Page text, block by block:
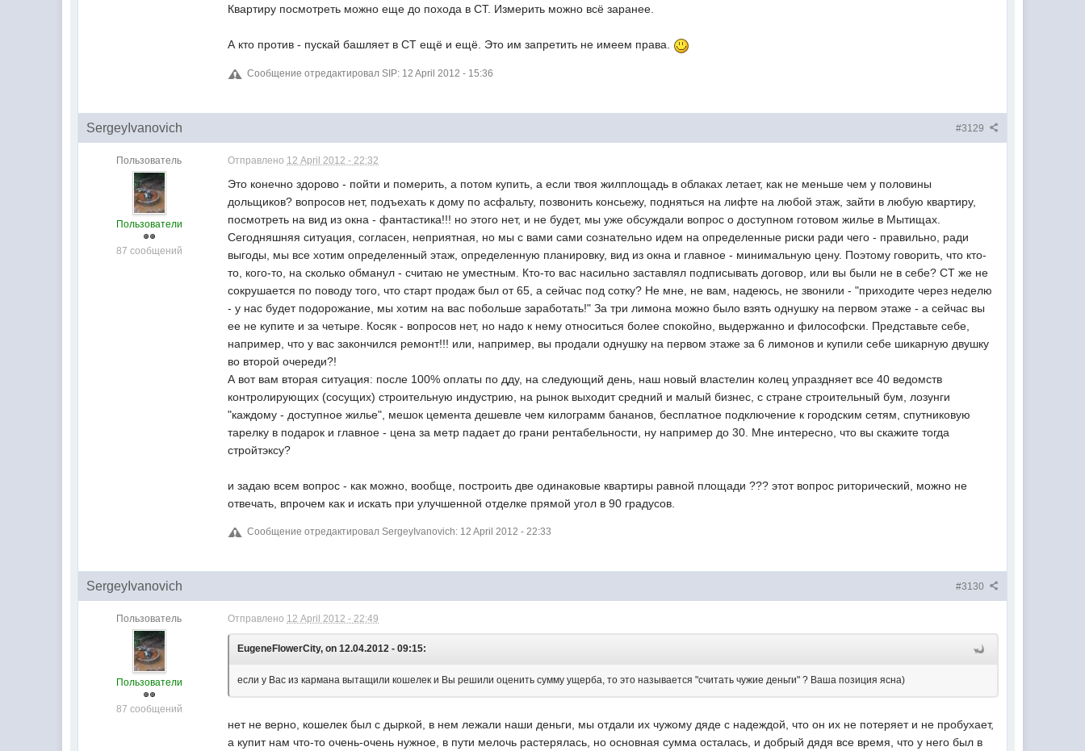
Квартиру посмотреть можно еще до похода в СТ. Измерить можно всё заранее.
А кто против - пускай башляет в СТ ещё и ещё. Это им запретить не имеем права.
Сообщение отредактировал SIP: 12 April 2012 - 15:36
#3129
SergeyIvanovich
Пользователь
Пользователи
87 сообщений
Отправлено 12 April 2012 - 22:32
Это конечно здорово - пойти и померить, а потом купить, а если твоя жилплощадь в облаках летает, как не меньше чем у половины
дольщиков? вопросов нет, подъехать к дому по асфальту, позвонить консьежу, подняться на лифте на любой этаж, зайти в любую квартиру,
посмотреть на вид из окна - фантастика!!! но этого нет, и не будет, мы уже обсуждали вопрос о доступном готовом жилье в Мытищах.
Сегодняшняя ситуация, согласен, неприятная, но мы с вами сами сознательно идем на определенные риски ради чего - правильно, ради
выгоды, мы все хотим определенный этаж, определенную планировку, вид из окна и главное - минимальную цену. Поэтому говорить, что кто-
то, кого-то, на сколько обманул - считаю не уместным. Кто-то вас насильно заставлял подписывать договор, или вы были не в себе? СТ же не
сокрушается по поводу того, что старт продаж был от 65, а сейчас под сотку? Не мне, не вам, надеюсь, не звонили - "приходите через неделю
- у нас будет подорожание, мы хотим на вас побольше заработать!" За три лимона можно было взять однушку на первом этаже - а сейчас вы
ее не купите и за четыре. Косяк - вопросов нет, но надо к нему относиться более спокойно, выдержанно и философски. Представьте себе,
например, что у вас закончился ремонт!!! или, например, вы продали однушку на первом этаже за 6 лимонов и купили себе шикарную двушку
во второй очереди?!
А вот вам вторая ситуация: после 100% оплаты по дду, на следующий день, наш новый властелин колец упраздняет все 40 ведомств
контролирующих (сосущих) строительную индустрию, на рынок выходит средний и малый бизнес, с стране строительный бум, лозунги
"каждому - доступное жилье", мешок цемента дешевле чем килограмм бананов, бесплатное подключение к городским сетям, спутниковую
тарелку в подарок и главное - цена за метр падает до грани рентабельности, ну например до 30. Мне интересно, что вы скажите тогда
стройтэксу?
и задаю всем вопрос - как можно, вообще, построить две одинаковые квартиры равной площади ??? этот вопрос риторический, можно не
отвечать, впрочем как и искать при улучшенной отделке прямой угол в 90 градусов.
Сообщение отредактировал SergeyIvanovich: 12 April 2012 - 22:33
#3130
SergeyIvanovich
Пользователь
Пользователи
87 сообщений
Отправлено 12 April 2012 - 22:49
EugeneFlowerCity, on 12.04.2012 - 09:15:
если у Вас из кармана вытащили кошелек и Вы решили оценить сумму ущерба, то это называется "считать чужие деньги" ? Ваша позиция ясна)
нет не верно, кошелек был с дыркой, в нем лежали наши деньги, мы отдали их чужому дяде с надеждой, что он их не потеряет и не пробухает,
а купит нам что-то очень-очень нужное, в пути мелочь растерялась, но основная сумма осталась, и добрый дядя все время, что у него был в